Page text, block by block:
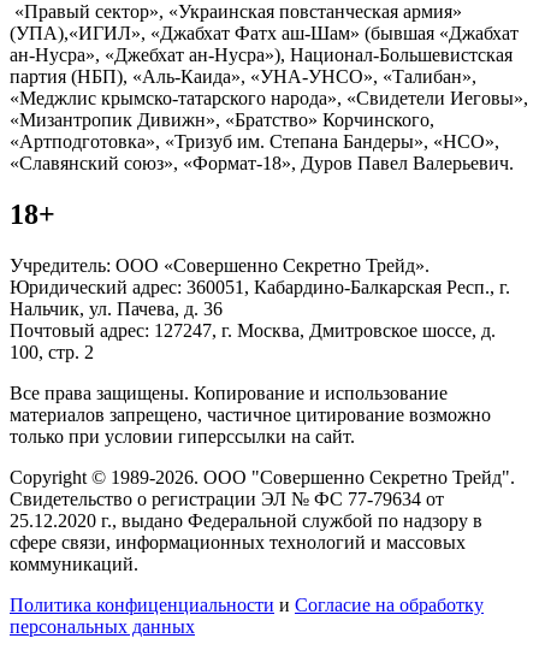
«Правый сектор», «Украинская повстанческая армия»
(УПА),«ИГИЛ», «Джабхат Фатх аш-Шам» (бывшая «Джабхат
ан-Нусра», «Джебхат ан-Нусра»), Национал-Большевистская
партия (НБП), «Аль-Каида», «УНА-УНСО», «Талибан»,
«Меджлис крымско-татарского народа», «Свидетели Иеговы»,
«Мизантропик Дивижн», «Братство» Корчинского,
«Артподготовка», «Тризуб им. Степана Бандеры», «НСО»,
«Славянский союз», «Формат-18», Дуров Павел Валерьевич.
18+
Учредитель: ООО «Совершенно Секретно Трейд».
Юридический адрес: 360051, Кабардино-Балкарская Респ., г.
Нальчик, ул. Пачева, д. 36
Почтовый адрес: 127247, г. Москва, Дмитровское шоссе, д.
100, стр. 2
Все права защищены. Копирование и использование
материалов запрещено, частичное цитирование возможно
только при условии гиперссылки на сайт.
Copyright © 1989-2026. ООО "Совершенно Секретно Трейд".
Свидетельство о регистрации ЭЛ № ФС 77-79634 от
25.12.2020 г., выдано Федеральной службой по надзору в
сфере связи, информационных технологий и массовых
коммуникаций.
Политика конфиценциальности и Согласие на обработку
персональных данных